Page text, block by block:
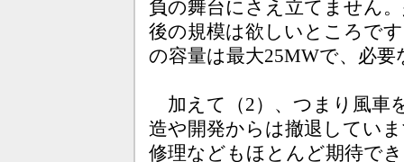
負の舞台にさえ立てません
後の規模は欲しいところで
の容量は最大25MWで、必
加えて（2）、つまり風車
造や開発からは撤退してい
修理などもほとんど期待で